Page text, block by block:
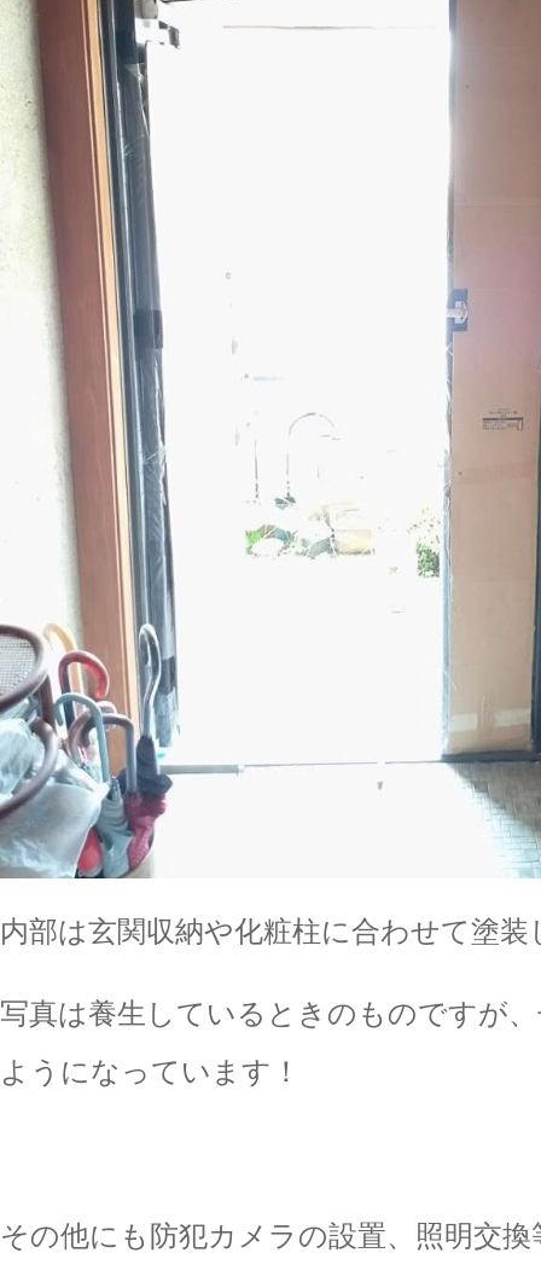
内部は玄関収納や化粧柱に合わせて塗
写真は養生しているときのものですが
ようになっています！
その他にも防犯カメラの設置、照明交